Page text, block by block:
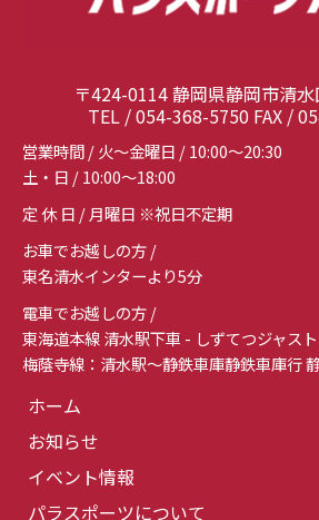
〒424-0114 静岡県静岡市清
TEL / 054-368-5750 FAX /
営業時間 / 火～金曜日 / 10:00～20:30
土・日 / 10:00～18:00
定 休 日 / 月曜日 ※祝日不定期
お車でお越しの方 /
東名清水インターより5分
電車でお越しの方 /
東海道本線 清水駅下車 - しずてつジャス
梅蔭寺線：清水駅～静鉄車庫静鉄車庫行
ホーム
お知らせ
イベント情報
パラスポーツについて